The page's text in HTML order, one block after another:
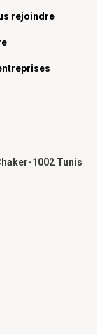
rejoindre
1002 Tunis